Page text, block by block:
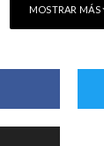
MOSTRAR MÁS